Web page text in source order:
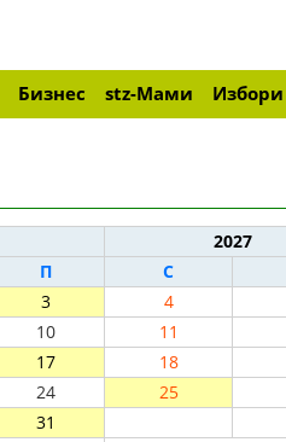
Бизнес stz-Мами Избори
2027
П С
3 4
10 11
17 18
24 25
31